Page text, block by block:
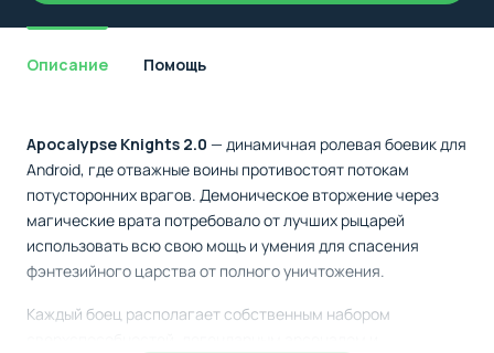
Описание Помощь
Apocalypse Knights 2.0 — динамичная ролевая боевик для
Android, где отважные воины противостоят потокам
потусторонних врагов. Демоническое вторжение через
магические врата потребовало от лучших рыцарей
использовать всю свою мощь и умения для спасения
фэнтезийного царства от полного уничтожения.
Каждый боец располагает собственным набором